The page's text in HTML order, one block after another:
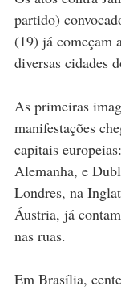
partido)
(19) já começam
diversas cidades
As primeiras
manifestações
capitais
Alemanha, e
Londres, na
Áustria, já
nas ruas.
Em Brasília,